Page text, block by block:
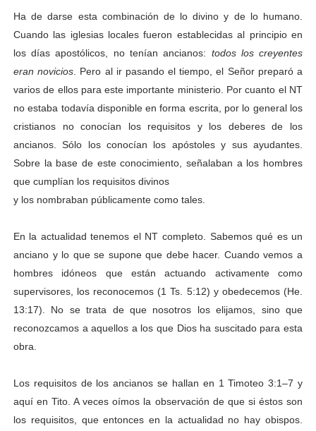
Ha de darse esta combinación de lo divino y de lo humano.
Cuando las iglesias locales fueron establecidas al principio en
los días apostólicos, no tenían ancianos: todos los creyentes
eran novicios . Pero al ir pasando el tiempo, el Señor preparó a
varios de ellos para este importante ministerio. Por cuanto el NT
no estaba todavía disponible en forma escrita, por lo general los
cristianos no conocían los requisitos y los deberes de los
ancianos. Sólo los conocían los apóstoles y sus ayudantes.
Sobre la base de este conocimiento, señalaban a los hombres
que cumplían los requisitos divinos
y los nombraban públicamente como tales.
En la actualidad tenemos el NT completo. Sabemos qué es un
anciano y lo que se supone que debe hacer. Cuando vemos a
hombres idóneos que están actuando activamente como
supervisores, los reconocemos (1 Ts. 5:12) y obedecemos (He.
13:17). No se trata de que nosotros los elijamos, sino que
reconozcamos a aquellos a los que Dios ha suscitado para esta
obra.
Los requisitos de los ancianos se hallan en 1 Timoteo 3:1–7 y
aquí en Tito. A veces oímos la observación de que si éstos son
los requisitos, que entonces en la actualidad no hay obispos.